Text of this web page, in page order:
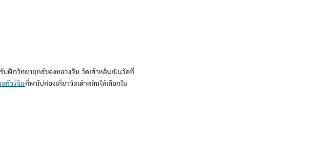
ฝึกวิทยายุทธ์ของหลวงจีน วัดเส้าหลินเป็นวัดที่
ทัวร์จีนที่พาไปท่องเที่ยววัดเส้าหลินให้เลือกใน